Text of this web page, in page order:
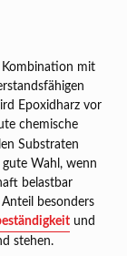
Kombination mit
Epoxidharz vor
chemische
Substraten
Wahl, wenn
belastbar
besonders
und
stehen.